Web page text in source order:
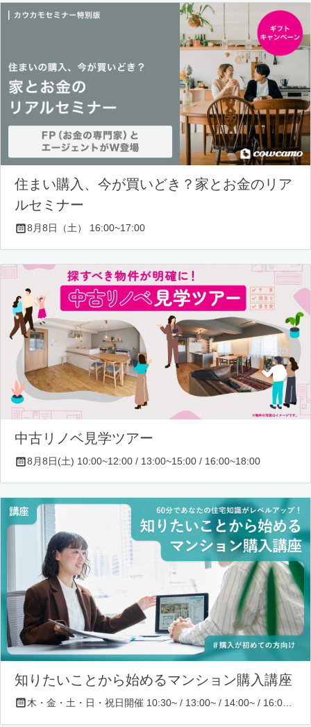
住まい購入、今が買いどき？家とお金のリア
ルセミナー
8月8日（土） 16:00~17:00
中古リノベ見学ツアー
8月8日(土) 10:00~12:00 / 13:00~15:00 / 16:00~18:00
知りたいことから始めるマンション購入講座